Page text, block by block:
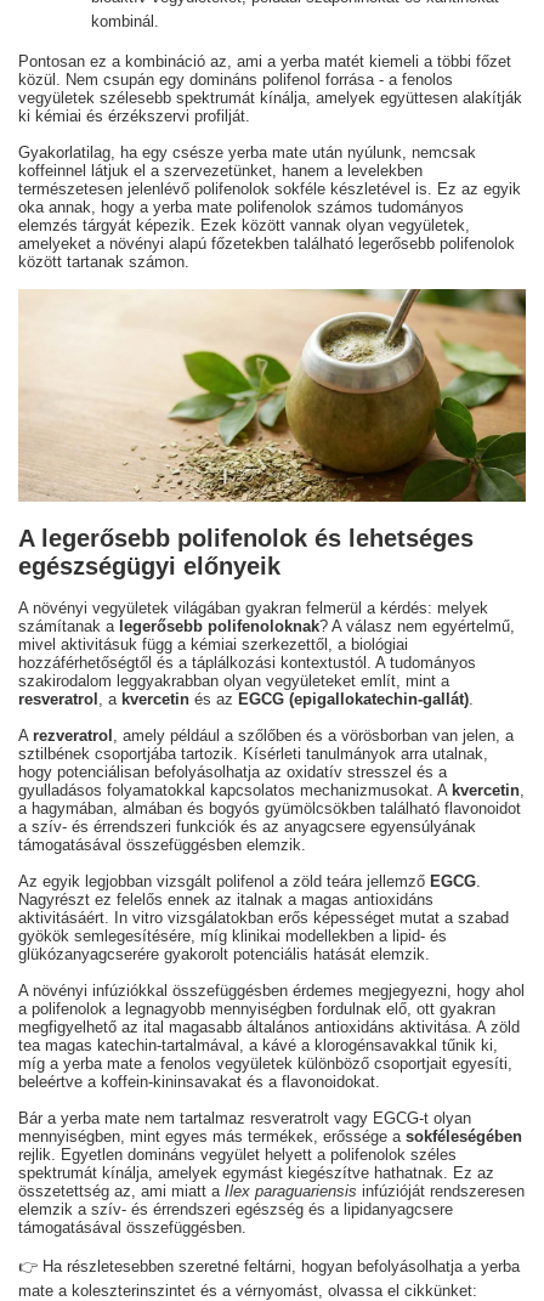
kombinál.
Pontosan ez a kombináció az, ami a yerba matét kiemeli a többi főzet
közül. Nem csupán egy domináns polifenol forrása - a fenolos
vegyületek szélesebb spektrumát kínálja, amelyek együttesen alakítják
ki kémiai és érzékszervi profilját.
Gyakorlatilag, ha egy csésze yerba mate után nyúlunk, nemcsak
koffeinnel látjuk el a szervezetünket, hanem a levelekben
természetesen jelenlévő polifenolok sokféle készletével is. Ez az egyik
oka annak, hogy a yerba mate polifenolok számos tudományos
elemzés tárgyát képezik. Ezek között vannak olyan vegyületek,
amelyeket a növényi alapú főzetekben található legerősebb polifenolok
között tartanak számon.
A legerősebb polifenolok és lehetséges
egészségügyi előnyeik
A növényi vegyületek világában gyakran felmerül a kérdés: melyek
számítanak a legerősebb polifenoloknak? A válasz nem egyértelmű,
mivel aktivitásuk függ a kémiai szerkezettől, a biológiai
hozzáférhetőségtől és a táplálkozási kontextustól. A tudományos
szakirodalom leggyakrabban olyan vegyületeket említ, mint a
resveratrol , a kvercetin és az EGCG (epigallokatechin-gallát)
A rezveratrol , amely például a szőlőben és a vörösborban van jelen, a
sztilbének csoportjába tartozik. Kísérleti tanulmányok arra utalnak,
hogy potenciálisan befolyásolhatja az oxidatív stresszel és a
gyulladásos folyamatokkal kapcsolatos mechanizmusokat. A kvercetin
a hagymában, almában és bogyós gyümölcsökben található flavonoidot
a szív- és érrendszeri funkciók és az anyagcsere egyensúlyának
támogatásával összefüggésben elemzik.
Az egyik legjobban vizsgált polifenol a zöld teára jellemző EGCG
Nagyrészt ez felelős ennek az italnak a magas antioxidáns
aktivitásáért. In vitro vizsgálatokban erős képességet mutat a szabad
gyökök semlegesítésére, míg klinikai modellekben a lipid- és
glükózanyagcserére gyakorolt potenciális hatását elemzik.
A növényi infúziókkal összefüggésben érdemes megjegyezni, hogy ahol
a polifenolok a legnagyobb mennyiségben fordulnak elő, ott gyakran
megfigyelhető az ital magasabb általános antioxidáns aktivitása. A zöld
tea magas katechin-tartalmával, a kávé a klorogénsavakkal tűnik ki,
míg a yerba mate a fenolos vegyületek különböző csoportjait egyesíti,
beleértve a koffein-kininsavakat és a flavonoidokat.
Bár a yerba mate nem tartalmaz resveratrolt vagy EGCG-t olyan
mennyiségben, mint egyes más termékek, erőssége a sokféleségében
rejlik. Egyetlen domináns vegyület helyett a polifenolok széles
spektrumát kínálja, amelyek egymást kiegészítve hathatnak. Ez az
összetettség az, ami miatt a Ilex paraguariensis infúzióját rendszeresen
elemzik a szív- és érrendszeri egészség és a lipidanyagcsere
támogatásával összefüggésben.
👉 Ha részletesebben szeretné feltárni, hogyan befolyásolhatja a yerba
mate a koleszterinszintet és a vérnyomást, olvassa el cikkünket: